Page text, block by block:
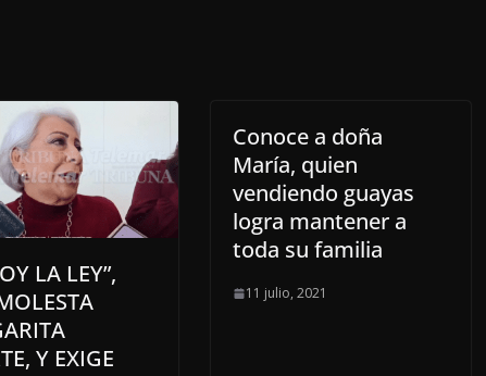
LA LEY”,
Y EXIGE
Conoce a doña
María, quien
vendiendo guayas
logra mantener a
toda su familia
11 julio, 2021